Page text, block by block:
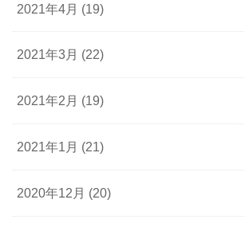
2021年4月 (19)
2021年3月 (22)
2021年2月 (19)
2021年1月 (21)
2020年12月 (20)